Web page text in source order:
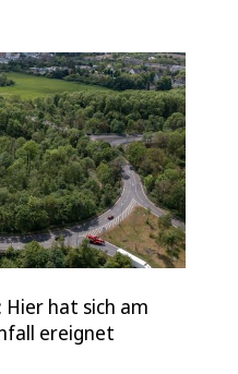
Hier hat sich am
ereignet